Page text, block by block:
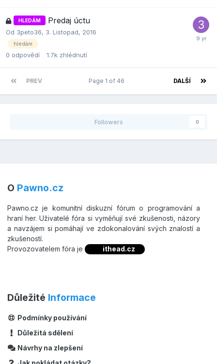
HLEDÁM Predaj úctu
Od 3peto36, 3. Listopad, 2016
hledám
0 odpovědí 1.7k zhlédnutí
PREV DALŠÍ
Page 1 of 46
Followers 0
O Pawno.cz
Pawno.cz je komunitní diskuzní fórum o programování a
hraní her. Uživatelé fóra si vyměňují své zkušenosti, názory
a navzájem si pomáhají ve zdokonalování svých znalostí a
zkušeností.
Provozovatelem fóra je
ithead.cz
Důležité Informace
Podmínky používání
Důležitá sdělení
Návrhy na zlepšení